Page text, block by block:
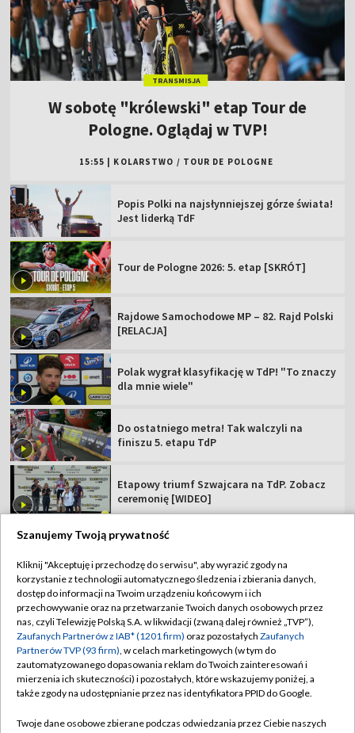
TRANSMISJA
W sobotę "królewski" etap Tour de
Pologne. Oglądaj w TVP!
15:55 KOLARSTWO / TOUR DE POLOGNE
Popis Polki na najsłynniejszej górze świata!
Jest liderką TdF
Tour de Pologne 2026: 5. etap [SKRÓT]
Rajdowe Samochodowe MP – 82. Rajd Polski
[RELACJA]
Polak wygrał klasyfikację w TdP! "To znaczy
dla mnie wiele"
Do ostatniego metra! Tak walczyli na
finiszu 5. etapu TdP
Etapowy triumf Szwajcara na TdP. Zobacz
ceremonię [WIDEO]
TVP
Abonament TVP
Sklep TVP
Biuro Reklamy
Oferta Handlowa
Regulamin TVP
Polityka prywatności
Moje zgody
Biuro reklamy
Szanujemy Twoją prywatność
Kliknij "Akceptuję i przechodzę do serwisu", aby wyrazić zgody na
korzystanie z technologii automatycznego śledzenia i zbierania danych,
dostęp do informacji na Twoim urządzeniu końcowym i ich
przechowywanie oraz na przetwarzanie Twoich danych osobowych przez
nas, czyli Telewizję Polską S.A. w likwidacji (zwaną dalej również „TVP”),
Zaufanych Partnerów z IAB* (1201 firm) oraz pozostałych Zaufanych
Partnerów TVP (93 firm), w celach marketingowych (w tym do
zautomatyzowanego dopasowania reklam do Twoich zainteresowań i
mierzenia ich skuteczności) i pozostałych, które wskazujemy poniżej, a
także zgody na udostępnianie przez nas identyfikatora PPID do Google.
Twoje dane osobowe zbierane podczas odwiedzania przez Ciebie naszych